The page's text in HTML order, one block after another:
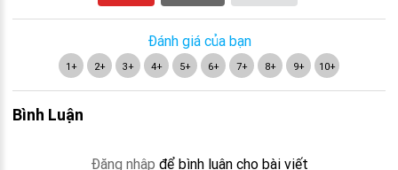
Đánh giá của bạn
1+ 2+ 3+ 4+ 5+ 6+ 7+ 8+ 9+ 10+
Bình Luận
Đăng nhập để bình luận cho bài viết